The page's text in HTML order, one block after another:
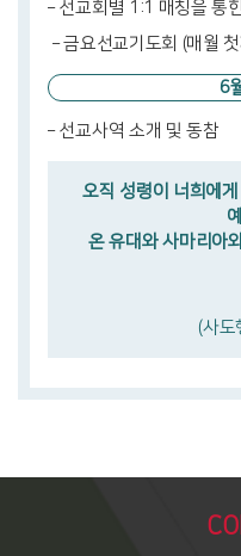
– 선교회별 1:1 매칭을 통
– 금요선교기도회 (매월
6
– 선교사역 소개 및 동참
오직 성령이 너희에
온 유대와 사마리아
(사